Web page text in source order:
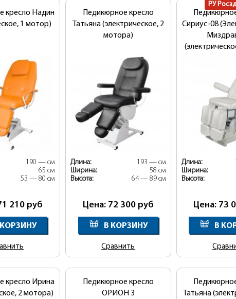
кресло Надин
1 мотор)
190 — см
65 см
53 — 80 см
210 руб
Педикюрное кресло
Татьяна (электрическое, 2
мотора)
Длина:
193 — см
Ширина:
58 см
Высота:
64 — 89 см
Цена: 72 300 руб
В КОРЗИНУ
Сравнить
РУ
Сириус-08
Длина:
Ширина:
Высота:
Цена: 73
В
кресло Ирина
2 мотора)
Педикюрное кресло
ОРИОН 3
Татьяна